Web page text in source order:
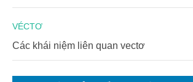
VÉCTƠ
Các khái niệm liên quan vectơ